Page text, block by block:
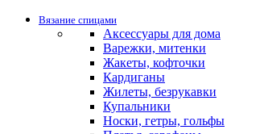
Вязание спицами
Аксессуары для дома
Варежки, митенки
Жакеты, кофточки
Кардиганы
Жилеты, безрукавки
Купальники
Носки, гетры, гольфы